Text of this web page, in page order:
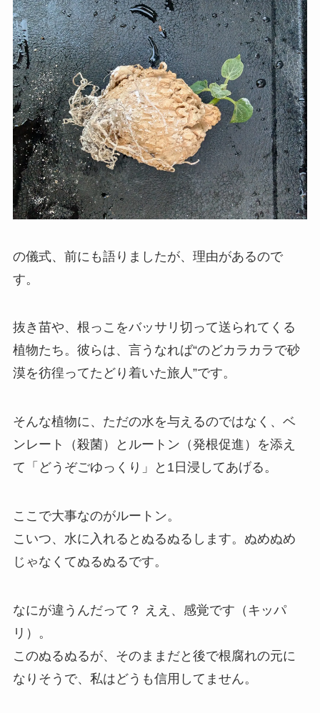
の儀式、前にも語りましたが、理由があるので
す。
抜き苗や、根っこをバッサリ切って送られてくる
植物たち。彼らは、言うなれば“のどカラカラで砂
漠を彷徨ってたどり着いた旅人”です。
そんな植物に、ただの水を与えるのではなく、ベ
ンレート（殺菌）とルートン（発根促進）を添え
て「どうぞごゆっくり」と1日浸してあげる。
ここで大事なのがルートン。
こいつ、水に入れるとぬるぬるします。ぬめぬめ
じゃなくてぬるぬるです。
なにが違うんだって？ ええ、感覚です（キッパ
リ）。
このぬるぬるが、そのままだと後で根腐れの元に
なりそうで、私はどうも信用してません。